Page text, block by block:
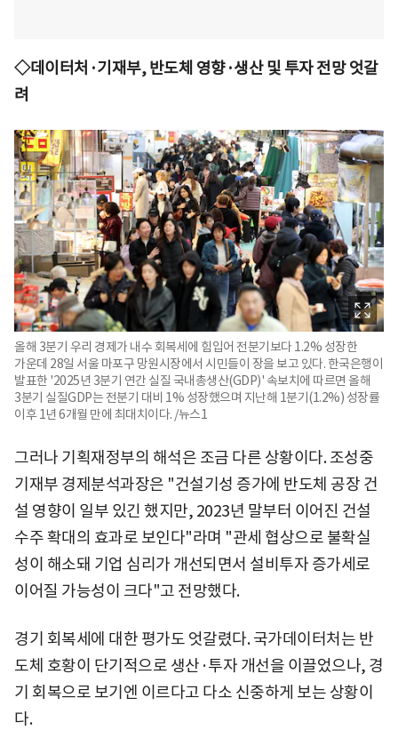
◇데이터처·기재부, 반도체 영향·생산 및 투자 전망 엇갈
려
올해 3분기 우리 경제가 내수 회복세에 힘입어 전분기보다 1.2% 성장한
가운데 28일 서울 마포구 망원시장에서 시민들이 장을 보고 있다. 한국은행이
발표한 '2025년 3분기 연간 실질 국내총생산(GDP)' 속보치에 따르면 올해
3분기 실질GDP는 전분기 대비 1% 성장했으며 지난해 1분기(1.2%) 성장률
이후 1년 6개월 만에 최대치이다. /뉴스1
그러나 기획재정부의 해석은 조금 다른 상황이다. 조성중
기재부 경제분석과장은 "건설기성 증가에 반도체 공장 건
설 영향이 일부 있긴 했지만, 2023년 말부터 이어진 건설
수주 확대의 효과로 보인다"라며 "관세 협상으로 불확실
성이 해소돼 기업 심리가 개선되면서 설비투자 증가세로
이어질 가능성이 크다"고 전망했다.
경기 회복세에 대한 평가도 엇갈렸다. 국가데이터처는 반
도체 호황이 단기적으로 생산·투자 개선을 이끌었으나, 경
기 회복으로 보기엔 이르다고 다소 신중하게 보는 상황이
다.